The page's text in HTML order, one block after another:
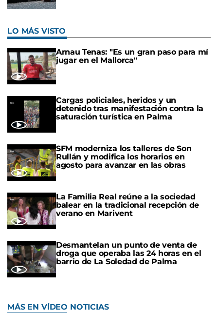
LO MÁS VISTO
Arnau Tenas: "Es un gran paso para mí
jugar en el Mallorca"
Cargas policiales, heridos y un
detenido tras manifestación contra la
saturación turística en Palma
SFM moderniza los talleres de Son
Rullán y modifica los horarios en
agosto para avanzar en las obras
La Familia Real reúne a la sociedad
balear en la tradicional recepción de
verano en Marivent
Desmantelan un punto de venta de
droga que operaba las 24 horas en el
barrio de La Soledad de Palma
MÁS EN VÍDEO NOTICIAS